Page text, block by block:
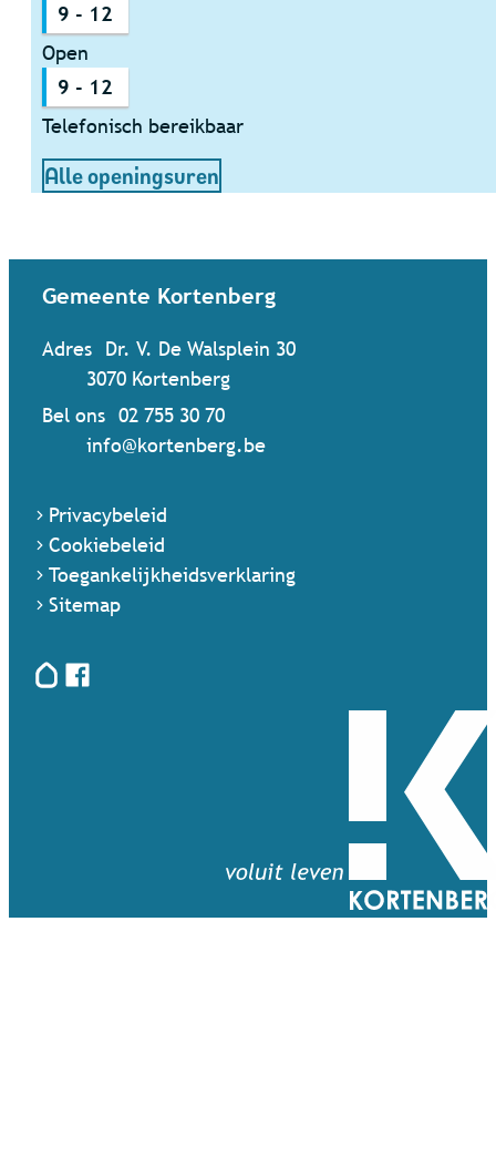
9 - 12
Open
9 - 12
Telefonisch bereikbaar
Alle openingsuren
Gemeente Kortenberg
Adres Dr. V. De Walsplein 30
,
3070 Kortenberg
Bel ons 02 755 30 70
Mail ons
info@kortenberg.be
Privacybeleid
Cookiebeleid
Toegankelijkheidsverklaring
Sitemap
HoplrFacebook